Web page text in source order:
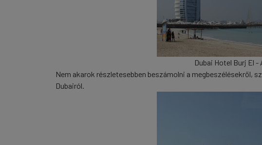
Dubai Hotel Burj El -
Nem akarok részletesebben beszámolni a megbeszélésekről,
Dubairól.